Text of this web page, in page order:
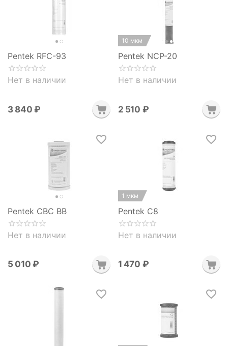
Pentek RFC-93
Нет в наличии
3 840 ₽
10 мкм
Pentek NCP-20
Нет в наличии
2 510 ₽
Pentek CBC BB
Нет в наличии
5 010 ₽
1 мкм
Pentek C8
Нет в наличии
1 470 ₽